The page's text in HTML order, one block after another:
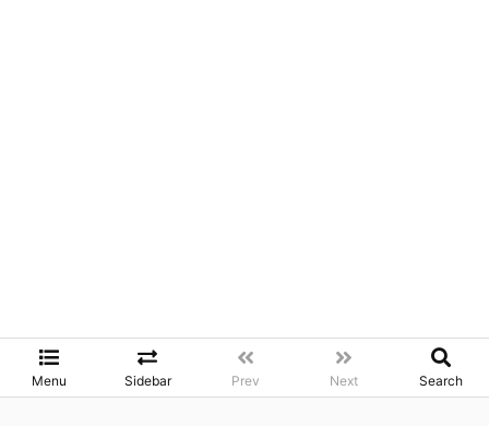
Menu Sidebar Prev Next Search